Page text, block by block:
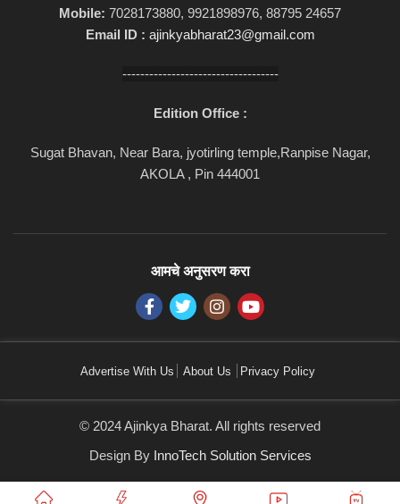
Mobile: 7028173880, 9921898976, 88795 24657
Email ID : ajinkyabharat23@gmail.com
-----------------------------------
Edition Office :
Sugat Bhavan, Near Bara, jyotirling temple,Ranpise Nagar,
AKOLA , Pin 444001
आमचे अनुसरण करा
Advertise With Us About Us Privacy Policy
© 2024 Ajinkya Bharat. All rights reserved
Design By InnoTech Solution Services